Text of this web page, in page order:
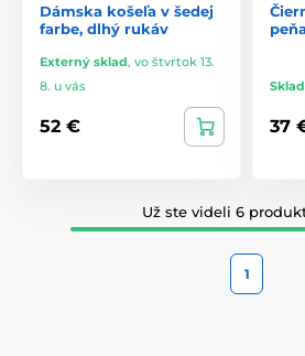
Dámska košeľa v šedej
farbe, dlhý rukáv
Externý sklad, vo štvrtok 13.
8. u vás
52 € 37
Už ste videli 6
1